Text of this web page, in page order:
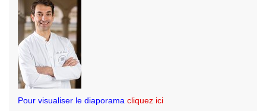
Pour visualiser le diaporama cliquez ici